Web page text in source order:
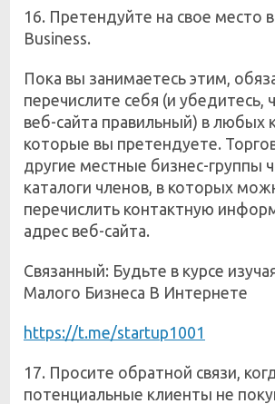
16. Претендуйте на свое место
Business.
Пока вы занимаетесь этим,
перечислите себя (и убедитесь,
веб-сайта правильный) в любых
которые вы претендуете.
другие местные бизнес-группы
каталоги членов, в которых
перечислить контактную
адрес веб-сайта.
Связанный: Будьте в курсе
Малого Бизнеса В Интернете
https://t.me/startup1001
17. Просите обратной связи,
потенциальные клиенты не